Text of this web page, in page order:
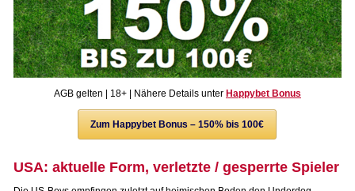
AGB gelten | 18+ | Nähere Details unter Happybet Bonus
Zum Happybet Bonus – 150% bis 100€
USA: aktuelle Form, verletzte / gesperrte Spieler